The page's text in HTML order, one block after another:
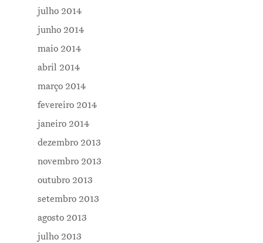
julho 2014
junho 2014
maio 2014
abril 2014
março 2014
fevereiro 2014
janeiro 2014
dezembro 2013
novembro 2013
outubro 2013
setembro 2013
agosto 2013
julho 2013